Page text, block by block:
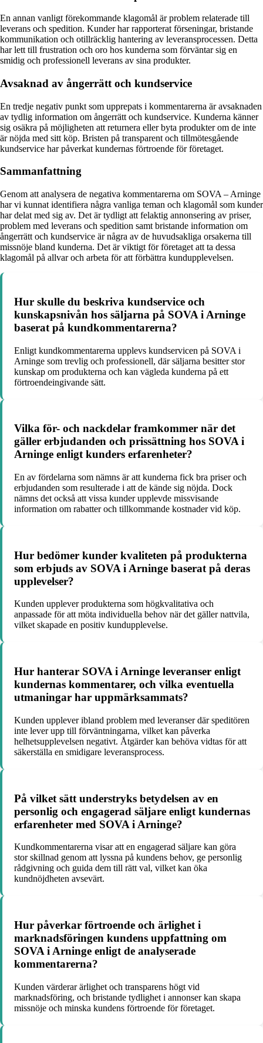
En annan vanligt förekommande klagomål är problem relaterade till
leverans och spedition. Kunder har rapporterat förseningar, bristande
kommunikation och otillräcklig hantering av leveransprocessen. Detta
har lett till frustration och oro hos kunderna som förväntar sig en
smidig och professionell leverans av sina produkter.
Avsaknad av ångerrätt och kundservice
En tredje negativ punkt som upprepats i kommentarerna är avsaknaden
av tydlig information om ångerrätt och kundservice. Kunderna känner
sig osäkra på möjligheten att returnera eller byta produkter om de inte
är nöjda med sitt köp. Bristen på transparent och tillmötesgående
kundservice har påverkat kundernas förtroende för företaget.
Sammanfattning
Genom att analysera de negativa kommentarerna om SOVA – Arninge
har vi kunnat identifiera några vanliga teman och klagomål som kunder
har delat med sig av. Det är tydligt att felaktig annonsering av priser,
problem med leverans och spedition samt bristande information om
ångerrätt och kundservice är några av de huvudsakliga orsakerna till
missnöje bland kunderna. Det är viktigt för företaget att ta dessa
klagomål på allvar och arbeta för att förbättra kundupplevelsen.
Hur skulle du beskriva kundservice och
kunskapsnivån hos säljarna på SOVA i Arninge
baserat på kundkommentarerna?
Enligt kundkommentarerna upplevs kundservicen på SOVA i
Arninge som trevlig och professionell, där säljarna besitter stor
kunskap om produkterna och kan vägleda kunderna på ett
förtroendeingivande sätt.
Vilka för- och nackdelar framkommer när det
gäller erbjudanden och prissättning hos SOVA i
Arninge enligt kunders erfarenheter?
En av fördelarna som nämns är att kunderna fick bra priser och
erbjudanden som resulterade i att de kände sig nöjda. Dock
nämns det också att vissa kunder upplevde missvisande
information om rabatter och tillkommande kostnader vid köp.
Hur bedömer kunder kvaliteten på produkterna
som erbjuds av SOVA i Arninge baserat på deras
upplevelser?
Kunden upplever produkterna som högkvalitativa och
anpassade för att möta individuella behov när det gäller nattvila,
vilket skapade en positiv kundupplevelse.
Hur hanterar SOVA i Arninge leveranser enligt
kundernas kommentarer, och vilka eventuella
utmaningar har uppmärksammats?
Kunden upplever ibland problem med leveranser där speditören
inte lever upp till förväntningarna, vilket kan påverka
helhetsupplevelsen negativt. Åtgärder kan behöva vidtas för att
säkerställa en smidigare leveransprocess.
På vilket sätt understryks betydelsen av en
personlig och engagerad säljare enligt kundernas
erfarenheter med SOVA i Arninge?
Kundkommentarerna visar att en engagerad säljare kan göra
stor skillnad genom att lyssna på kundens behov, ge personlig
rådgivning och guida dem till rätt val, vilket kan öka
kundnöjdheten avsevärt.
Hur påverkar förtroende och ärlighet i
marknadsföringen kundens uppfattning om
SOVA i Arninge enligt de analyserade
kommentarerna?
Kunden värderar ärlighet och transparens högt vid
marknadsföring, och bristande tydlighet i annonser kan skapa
missnöje och minska kundens förtroende för företaget.